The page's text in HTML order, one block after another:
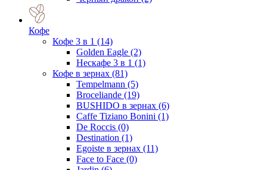
Кофе
Кофе 3 в 1 (14)
Golden Eagle (2)
Нескафе 3 в 1 (1)
Кофе в зернах (81)
Tempelmann (5)
Broceliande (19)
BUSHIDO в зернах (6)
Caffe Tiziano Bonini (1)
De Roccis (0)
Destination (1)
Egoiste в зернах (11)
Face to Face (0)